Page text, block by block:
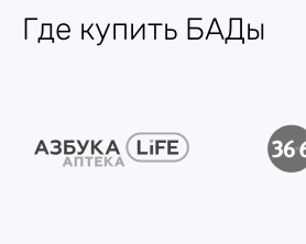
Где купить БАДы